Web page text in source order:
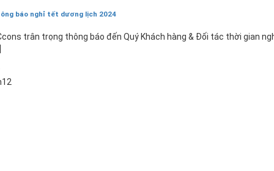
báo nghỉ tết dương lịch 2024
trân trọng thông báo đến Quý Khách hàng & Đối tác thời gian